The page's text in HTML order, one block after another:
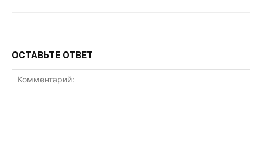
ОСТАВЬТЕ ОТВЕТ